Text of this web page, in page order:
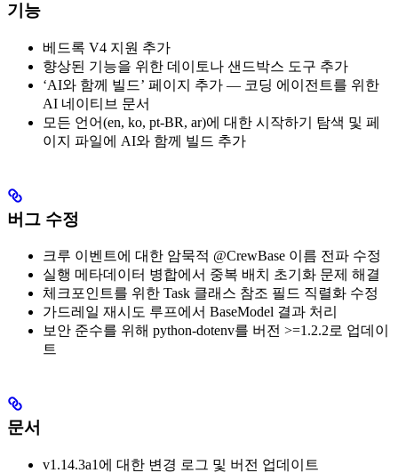
기능
베드록 V4 지원 추가
향상된 기능을 위한 데이토나 샌드박스 도구 추가
‘AI와 함께 빌드’ 페이지 추가 — 코딩 에이전트를 위한
AI 네이티브 문서
모든 언어(en, ko, pt-BR, ar)에 대한 시작하기 탐색 및 페
이지 파일에 AI와 함께 빌드 추가
버그 수정
크루 이벤트에 대한 암묵적 @CrewBase 이름 전파 수정
실행 메타데이터 병합에서 중복 배치 초기화 문제 해결
체크포인트를 위한 Task 클래스 참조 필드 직렬화 수정
가드레일 재시도 루프에서 BaseModel 결과 처리
보안 준수를 위해 python-dotenv를 버전 >=1.2.2로 업데이
트
문서
v1.14.3a1에 대한 변경 로그 및 버전 업데이트